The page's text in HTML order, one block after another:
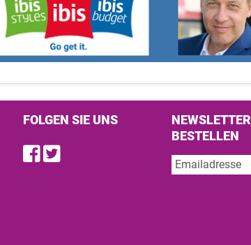
FOLGEN SIE UNS
Find us on Facebook
Follow us on Twitter
NEWSLETTER
BESTELLEN